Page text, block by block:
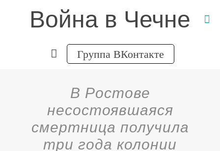
Война в Чечне
Группа ВКонтакте
В Ростове
несостоявшаяся
смертница получила
три года колонии